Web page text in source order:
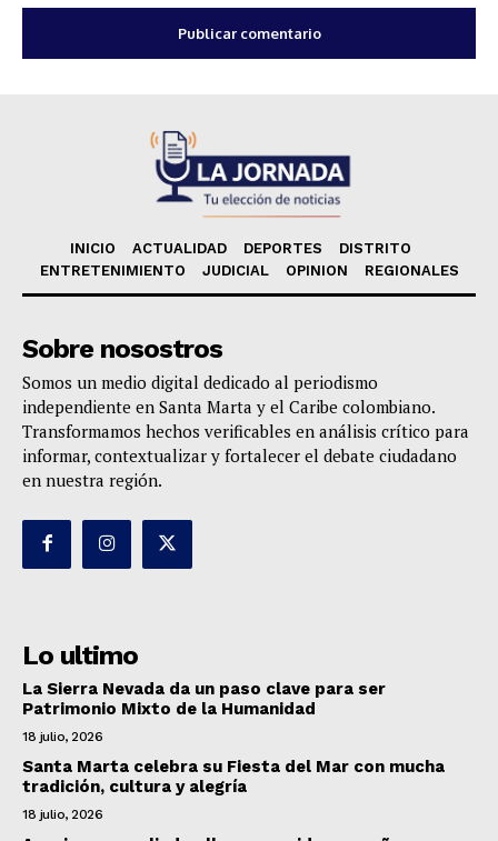
INICIO ACTUALIDAD DEPORTES
DISTRITO
ENTRETENIMIENTO
JUDICIAL OPINION REGIONALES
Sobre nosostros
Somos un medio digital dedicado al periodismo
independiente en Santa Marta y el Caribe colombiano.
Transformamos hechos verificables en análisis crítico para
informar, contextualizar y fortalecer el debate ciudadano
en nuestra región.
Lo ultimo
La Sierra Nevada da un paso clave para ser
Patrimonio Mixto de la Humanidad
18 julio, 2026
Santa Marta celebra su Fiesta del Mar con mucha
tradición, cultura y alegría
18 julio, 2026